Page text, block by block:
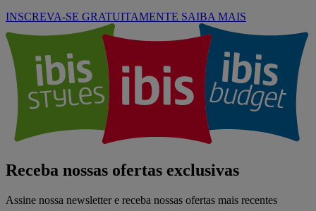
INSCREVA-SE GRATUITAMENTE SAIBA MAIS
Receba nossas ofertas exclusivas
Assine nossa newsletter e receba nossas ofertas mais recentes